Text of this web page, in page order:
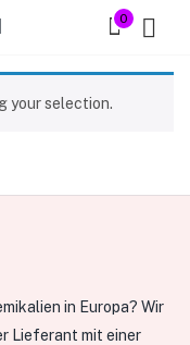
0
your selection.
in Europa? Wir
Lieferant mit einer